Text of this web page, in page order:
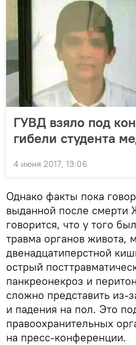
ГУВД взяло под
гибели студента
4 июня 2017, 13:06
Однако факты пока
выданной после смерти
говорится, что у того
травма органов
двенадцатиперстной
острый
панкреонекроз и
сложно представить из-
и падения на пол. Это
правоохранительных
на пресс-конференции.